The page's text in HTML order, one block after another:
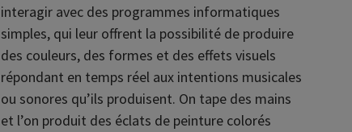
interagir avec des programmes informatiques
simples, qui leur offrent la possibilité de produire
des couleurs, des formes et des effets visuels
répondant en temps réel aux intentions musicales
ou sonores qu’ils produisent. On tape des mains
et l’on produit des éclats de peinture colorés